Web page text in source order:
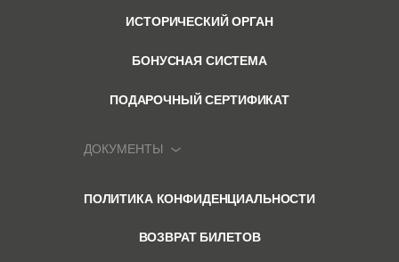
ИСТОРИЧЕСКИЙ ОРГАН
БОНУСНАЯ СИСТЕМА
ПОДАРОЧНЫЙ СЕРТИФИКАТ
ДОКУМЕНТЫ
ПОЛИТИКА КОНФИДЕНЦИАЛЬНОСТИ
ВОЗВРАТ БИЛЕТОВ